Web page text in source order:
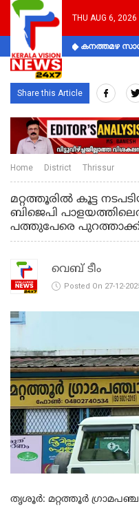
THU AUG 6,
കനത്തമഴ
Share this Article
Home District Thrissur
മറ്റത്തൂരിൽ കൂട്ട
ബിജെപി
പത്തുപേരെ
വെബ് ടീം
Posted On 27-12-
തൃശൂര്‍: മറ്റത്തൂര്‍